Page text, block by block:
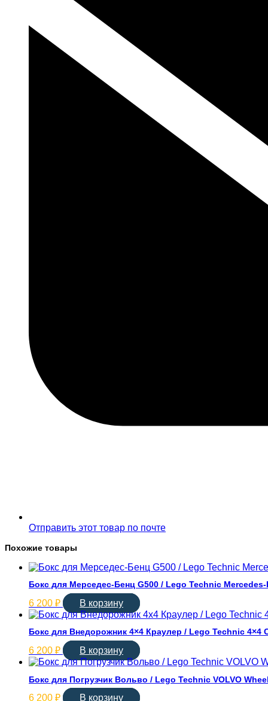
Отправить этот товар по почте
Похожие товары
Бокс для Мерседес-Бенц G500 / Lego Technic Mercedes-
6 200 ₽ В корзину
Бокс для Внедорожник 4×4 Краулер / Lego Technic 4×4
6 200 ₽ В корзину
Бокс для Погрузчик Вольво / Lego Technic VOLVO
6 200 ₽ В корзину